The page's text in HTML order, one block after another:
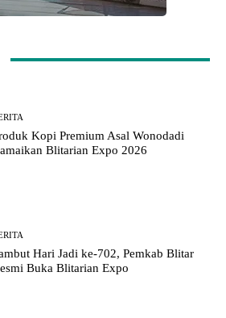
Kopi Premium Asal Wonodadi
Blitarian Expo 2026
Hari Jadi ke-702, Pemkab Blitar
Buka Blitarian Expo